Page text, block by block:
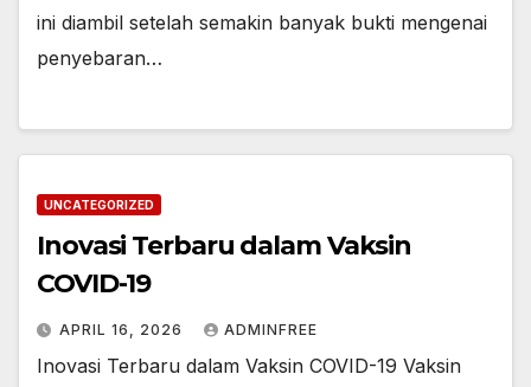
ini diambil setelah semakin banyak bukti mengenai
penyebaran…
UNCATEGORIZED
Inovasi Terbaru dalam Vaksin
COVID-19
APRIL 16, 2026 ADMINFREE
Inovasi Terbaru dalam Vaksin COVID-19 Vaksin